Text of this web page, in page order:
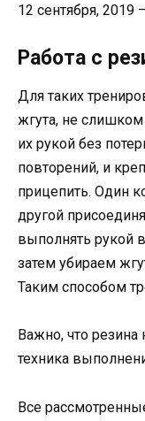
12 сентября, 2019
Работа с
Для таких
жгута, не
их рукой без
повторений, и
прицепить. Один
другой
выполнять рукой
затем убираем
Таким способом
Важно, что
техника
Все